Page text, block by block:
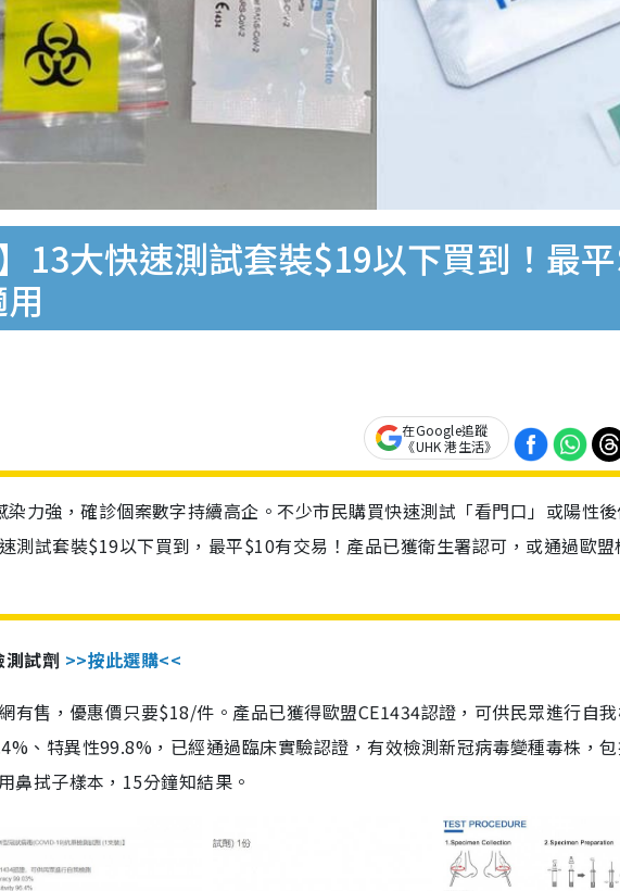
】13大快速測試套裝$19以下買到！最
在Google追蹤
《UHK 港生活》
力強，確診個案數字持續高企。不少市民購買快速測試「看門口」或陽性
測試套裝$19以下買到，最平$10有交易！產品已獲衛生署認可，或通過歐盟
測試劑 >>按此選購<<
有售，優惠價只要$18/件。產品已獲得歐盟CE1434認證，可供民眾進行自
、特異性99.8%，已經通過臨床實驗認證，有效檢測新冠病毒變種毒株，
拭子樣本，15分鐘知結果。